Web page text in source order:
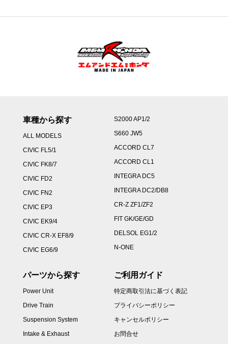
車種から探す
ALL MODELS
CIVIC FL5/1
CIVIC FK8/7
CIVIC FD2
CIVIC FN2
CIVIC EP3
CIVIC EK9/4
CIVIC CR-X EF8/9
CIVIC EG6/9
S2000 AP1/2
S660 JW5
ACCORD CL7
ACCORD CL1
INTEGRA DC5
INTEGRA DC2/DB8
CR-Z ZF1/ZF2
FIT GK/GE/GD
DELSOL EG1/2
N-ONE
パーツから探す
Power Unit
Drive Train
Suspension System
Intake & Exhaust
ご利用ガイド
特定商取引法に基づく表記
プライバシーポリシー
キャンセルポリシー
お問合せ